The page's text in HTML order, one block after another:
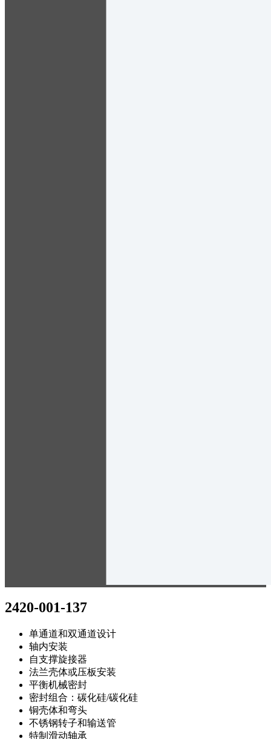
2420-001-137
单通道和双通道设计
轴内安装
自支撑旋接器
法兰壳体或压板安装
平衡机械密封
密封组合：碳化硅/碳化硅
铜壳体和弯头
不锈钢转子和输送管
特制滑动轴承